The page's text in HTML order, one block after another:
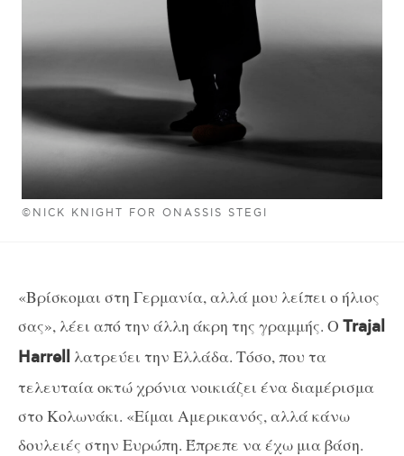
©NICK KNIGHT FOR ONASSIS STEGI
«Βρίσκομαι στη Γερμανία, αλλά μου λείπει ο ήλιος
σας», λέει από την άλλη άκρη της γραμμής. Ο Trajal
Harrell λατρεύει την Ελλάδα. Τόσο, που τα
τελευταία οκτώ χρόνια νοικιάζει ένα διαμέρισμα
στο Κολωνάκι. «Είμαι Αμερικανός, αλλά κάνω
δουλειές στην Ευρώπη. Έπρεπε να έχω μια βάση.